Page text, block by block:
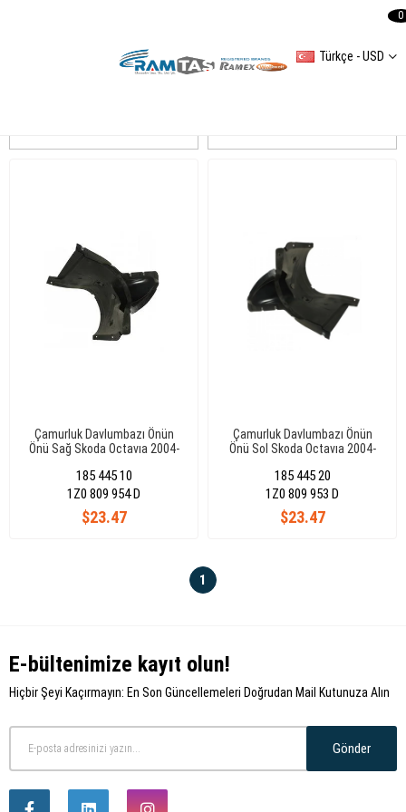
Türkçe - USD
0
Çamurluk Davlumbazı Önün
Önü Sağ Skoda Octavıa 2004-
185 445 10
$23.47
1Z0 809 954 D
Çamurluk Davlumbazı Önün
Önü Sol Skoda Octavıa 2004-
185 445 20
$23.47
1Z0 809 953 D
1
E-bültenimize kayıt olun!
Hiçbir Şeyi Kaçırmayın: En Son Güncellemeleri Doğrudan Mail Kutunuza Alın
Gönder